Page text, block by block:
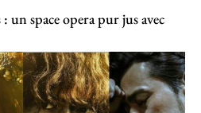
un space opera pur jus avec